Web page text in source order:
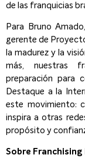
de las franquicias
Para Bruno
gerente de
la madurez y la
más, nuestras
preparación para
Destaque a la
este movimiento:
inspira a otras
propósito y
Sobre Franchising